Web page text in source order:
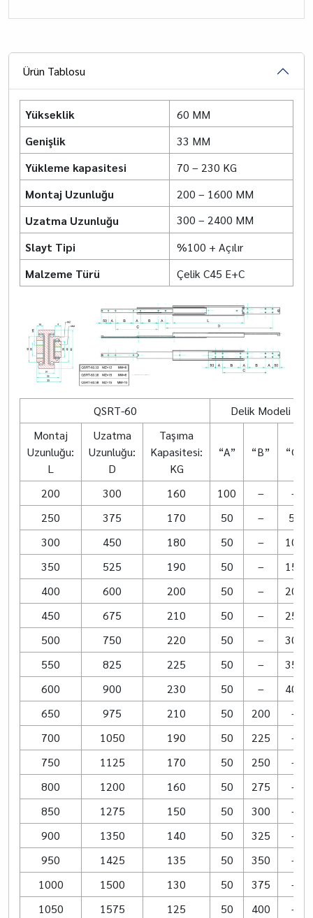
Ürün Tablosu
Yükseklik
60 MM
Genişlik
33 MM
Yükleme kapasitesi
70 – 230 KG
Montaj Uzunluğu
200 – 1600 MM
Uzatma Uzunluğu
300 – 2400 MM
Slayt Tipi
%100 + Açılır
Malzeme Türü
Çelik C45 E+C
QSRT-60
Delik Modeli
Montaj
Uzunluğu:
L
Uzatma
Uzunluğu:
D
Taşıma
Kapasitesi:
KG
“A” “B” “C”
200 300 160 100 –
–
250
375 170 50 –
50
300
450 180 50 –
100
350
525 190 50 –
150
400
600 200 50 –
200
450
675 210 50 –
250
500
750 220 50 –
300
550
825 225 50 –
350
600
900 230 50 –
400
650
975 210 50 200
–
700
1050 190 50 225
–
750
1125 170 50 250
–
800
1200 160 50 275
–
850
1275 150 50 300
–
900
1350 140 50 325
–
950
1425 135 50 350
–
1000
1500 130 50 375
–
1050
1575 125 50 400 –